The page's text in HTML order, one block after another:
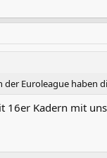
Euroleague haben
16er Kadern mit